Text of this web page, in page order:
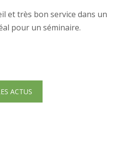
et très bon service dans un
pour un séminaire.
ACTUS